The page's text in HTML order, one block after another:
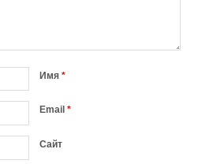
Имя*
Email*
Сайт